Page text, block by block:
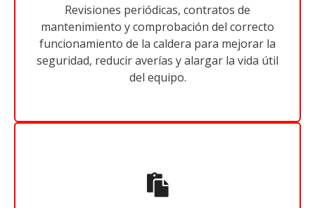
Revisiones periódicas, contratos de
mantenimiento y comprobación del correcto
funcionamiento de la caldera para mejorar la
seguridad, reducir averías y alargar la vida útil
del equipo.